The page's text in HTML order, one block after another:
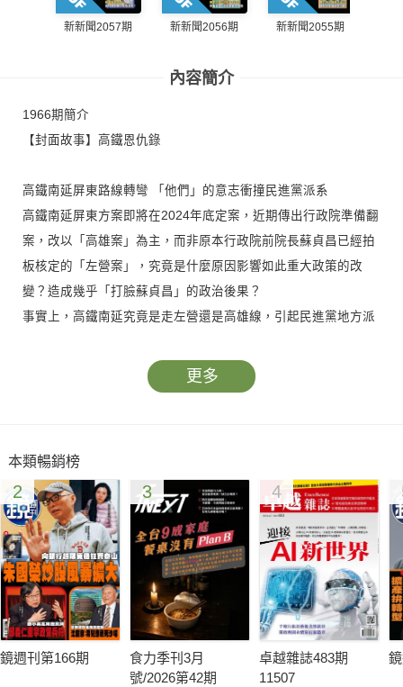
新新聞2057期 新新聞2056期 新新聞2055期
內容簡介
1966期簡介
【封面故事】高鐵恩仇錄
高鐵南延屏東路線轉彎 「他們」的意志衝撞民進黨派系
高鐵南延屏東方案即將在2024年底定案，近期傳出行政院準備翻
案，改以「高雄案」為主，而非原本行政院前院長蘇貞昌已經拍
板核定的「左營案」，究竟是什麼原因影響如此重大政策的改
變？造成幾乎「打臉蘇貞昌」的政治後果？
事實上，高鐵南延究竟是走左營還是高雄線，引起民進黨地方派
向高雄案了，這樣一個政策轉變，既讓原本完工的時間延長、經
費增加，也引政治嫌隙，而且是民進黨自己人猜忌。是哪一股力
◎ 黃信維、楊舒媚
〈完整內容請見新新聞1966期〉
更多
本類暢銷榜
2
鏡週刊第166期
3
食力季刊3月
號/2026第42期
4
卓越雜誌483期
11507